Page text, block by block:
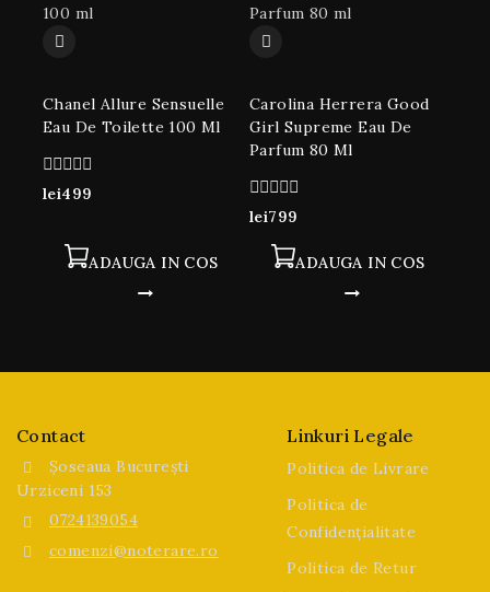
Chanel Allure Sensuelle
Eau De Toilette 100 Ml
0
lei499
ADAUGA IN COS
Carolina Herrera Good
Girl Supreme Eau De
Parfum 80 Ml
0
lei799
ADAUGA IN COS
Contact
Șoseaua București
Urziceni 153
0724139054
comenzi@noterare.ro
Linkuri Legale
Politica de Livrare
Politica de
Confidențialitate
Politica de Retur